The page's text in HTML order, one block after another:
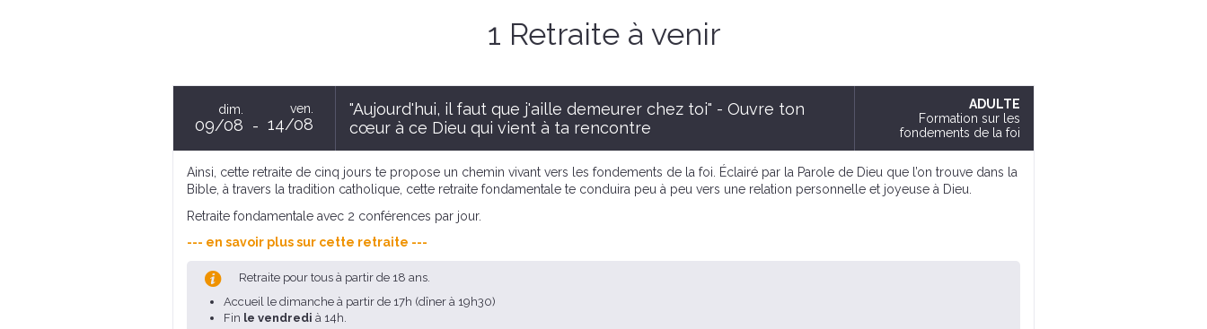
1 Retraite à venir
dim.
09/08
ven.
14/08
"Aujourd'hui, il faut que j'aille demeurer chez toi" - Ouvre ton
cœur à ce Dieu qui vient à ta rencontre
ADULTE
Formation sur les
fondements de la foi
Ainsi, cette retraite de cinq jours te propose un chemin vivant vers les fondements de la foi. Éclairé par la Parole de Dieu que l’on trouve dans la
Bible, à travers la tradition catholique, cette retraite fondamentale te conduira peu à peu vers une relation personnelle et joyeuse à Dieu.
Retraite fondamentale avec 2 conférences par jour.
--- en savoir plus sur cette retraite ---
Retraite pour tous à partir de 18 ans.
Accueil le dimanche à partir de 17h (dîner à 19h30)
Fin le vendredi à 14h.